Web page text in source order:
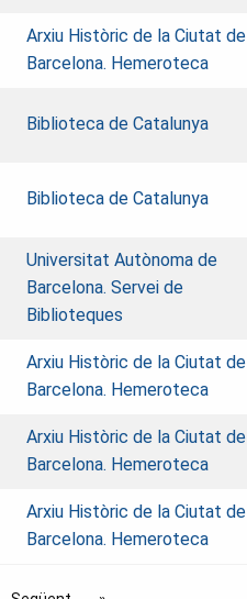
Arxiu Històric de la Ciutat de
Barcelona. Hemeroteca
Biblioteca de Catalunya
Biblioteca de Catalunya
Universitat Autònoma de
Barcelona. Servei de
Biblioteques
Arxiu Històric de la Ciutat de
Barcelona. Hemeroteca
Arxiu Històric de la Ciutat de
Barcelona. Hemeroteca
Arxiu Històric de la Ciutat de
Barcelona. Hemeroteca